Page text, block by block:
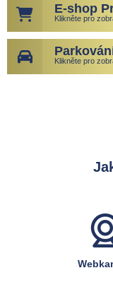
E-shop
Klikněte pro
Klikněte pro